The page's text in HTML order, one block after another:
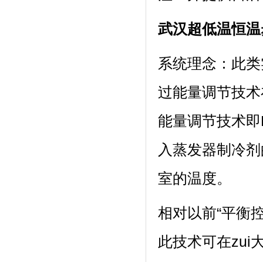
武汉超低温恒
系统理念：
过能量调节技术
能量调节技术即
入蒸发器制冷剂
室的温度。
相对以前“平衡控
此技术可在zui